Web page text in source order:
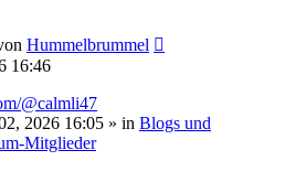
Hummelbrummel
16:46
@calmli47
2026 16:05 » in Blogs und
Mitglieder